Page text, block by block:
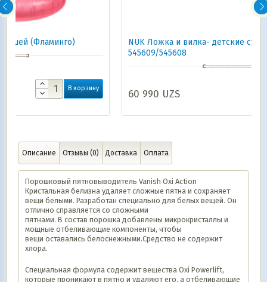
NUK Ложка и вилка- детские столовые приборы 8+
545609/545608
60 990UZS
Описание Отзывы (0) Доставка Оплата
Порошковый пятновыводитель Vanish Oxi Action
Кристальная белизна удаляет сложные пятна и сохраняет
вещи белыми. Разработан специально для белых вещей. Он
отлично справляется со сложными
пятнами. В состав порошка добавлены микрокристаллы и
мощные отбеливающие компоненты, чтобы
вещи оставались белоснежными.Средство не содержит
хлора.
Специальная формула содержит вещества Oxi Powerlift,
которые проникают в пятно и удаляют его, а отбеливающие